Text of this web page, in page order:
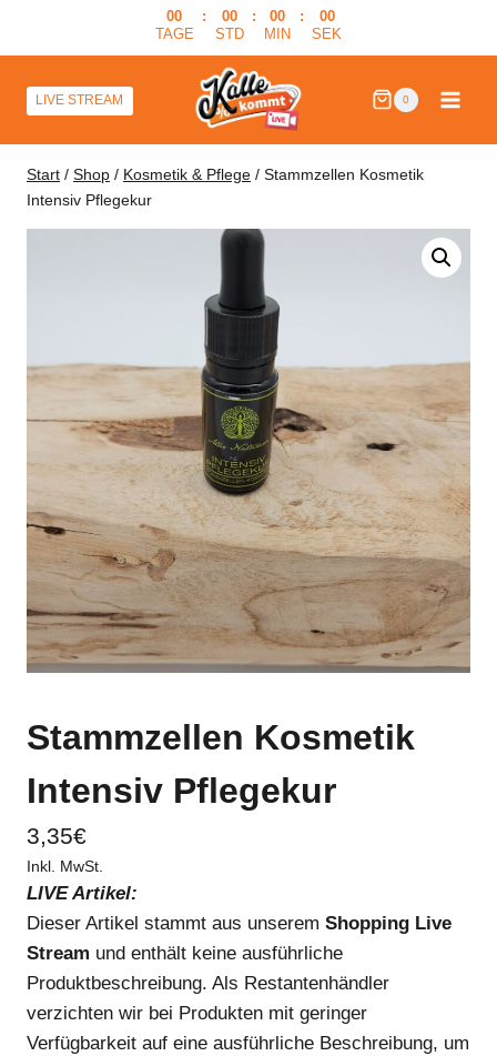
00
TAGE
:
00
STD
:
00
MIN
:
00
SEK
LIVE STREAM 0
Start / Shop / Kosmetik & Pflege / Stammzellen Kosmetik
Intensiv Pflegekur
Stammzellen Kosmetik
Intensiv Pflegekur
3,35€
Inkl. MwSt.
LIVE Artikel:
Dieser Artikel stammt aus unserem Shopping Live
Stream und enthält keine ausführliche
Produktbeschreibung. Als Restantenhändler
verzichten wir bei Produkten mit geringer
Verfügbarkeit auf eine ausführliche Beschreibung, um